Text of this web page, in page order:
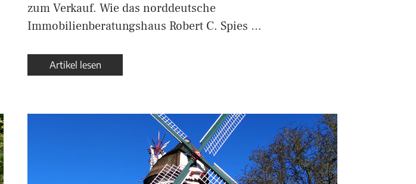
zum Verkauf. Wie das norddeutsche
Immobilienberatungshaus Robert C. Spies …
Artikel lesen